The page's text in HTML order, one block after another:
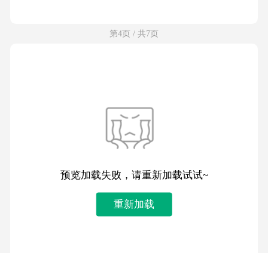
第4页 / 共7页
预览加载失败，请重新加载试试~
重新加载